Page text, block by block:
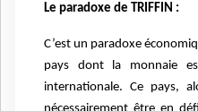
Le paradoxe de TRIFFIN :
C’est un paradoxe
pays dont la monnaie
internationale. Ce pays,